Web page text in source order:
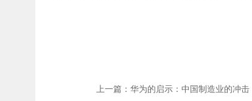
上一篇：华为的启示：中国制造业的冲击